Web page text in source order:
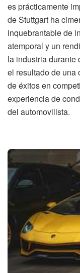
es prácticamente
de Stuttgart ha
inquebrantable de
atemporal y un
la industria durante
el resultado de una
de éxitos en
experiencia de
del automovilista.